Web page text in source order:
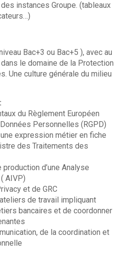
instances Groupe. (tableaux
Bac+3 ou Bac+5 ), avec au
le domaine de la Protection
Une culture générale du milieu
du Règlement Européen
Personnelles (RGPD)
expression métier en fiche
des Traitements des
d’une Analyse
AIVP)
et de GRC
de travail impliquant
bancaires et de coordonner
de la coordination et